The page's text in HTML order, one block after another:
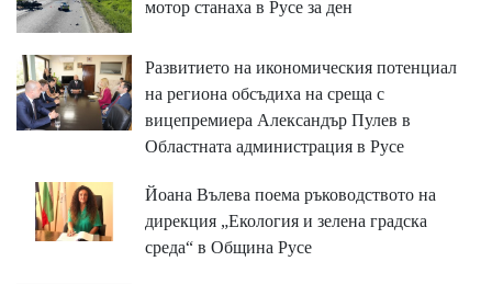
мотор станаха в Русе за ден
Развитието на икономическия потенциал
на региона обсъдиха на среща с
вицепремиера Александър Пулев в
Областната администрация в Русе
Йоана Вълева поема ръководството на
дирекция „Екология и зелена градска
среда“ в Община Русе